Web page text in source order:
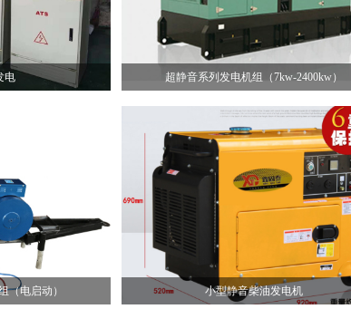
电 超静音系列发电机组（7kw-2400kw）
（电启动） 小型静音柴油发电机